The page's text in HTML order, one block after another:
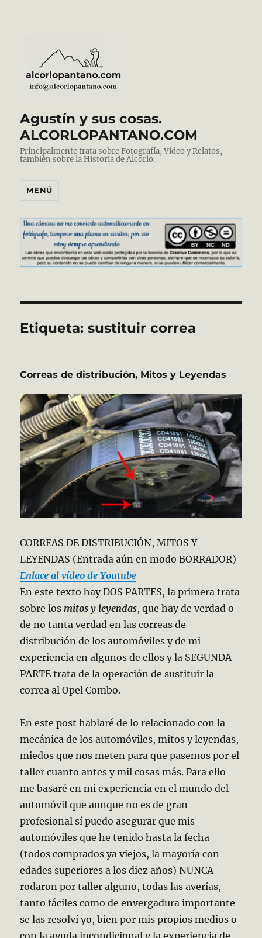
Agustín y sus cosas.
ALCORLOPANTANO.COM
Principalmente trata sobre Fotografía, Vídeo y Relatos,
también sobre la Historia de Alcorlo.
MENÚ
Etiqueta:sustituir correa
Correas de distribución, Mitos y Leyendas
CORREAS DE DISTRIBUCIÓN, MITOS Y
LEYENDAS (Entrada aún en modo BORRADOR)
Enlace al vídeo de Youtube
En este texto hay DOS PARTES, la primera trata
sobre los mitos y leyendas, que hay de verdad o
de no tanta verdad en las correas de
distribución de los automóviles y de mi
experiencia en algunos de ellos y la SEGUNDA
PARTE trata de la operación de sustituir la
correa al Opel Combo.
En este post hablaré de lo relacionado con la
mecánica de los automóviles, mitos y leyendas,
miedos que nos meten para que pasemos por el
taller cuanto antes y mil cosas más. Para ello
me basaré en mi experiencia en el mundo del
automóvil que aunque no es de gran
profesional sí puedo asegurar que mis
automóviles que he tenido hasta la fecha
(todos comprados ya viejos, la mayoría con
edades superiores a los diez años) NUNCA
rodaron por taller alguno, todas las averías,
tanto fáciles como de envergadura importante
se las resolví yo, bien por mis propios medios o